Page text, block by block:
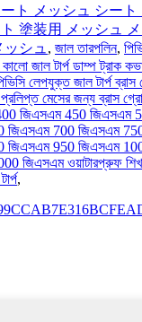
ト メッシュ シー
塗装用 メッシュ
シュ , জাল তারপলিন,
জাল টার্প ডাম্প ট্রাক
লেপযুক্ত জাল টার্প ব্রাস
প্রলিপ্ত মেসের জন্য ব্রাস
জিএসএম 450 জিএসএম
জিএসএম 700 জিএসএম
জিএসএম 950 জিএসএম
ওয়াটারপ্রুফ শিখা
,